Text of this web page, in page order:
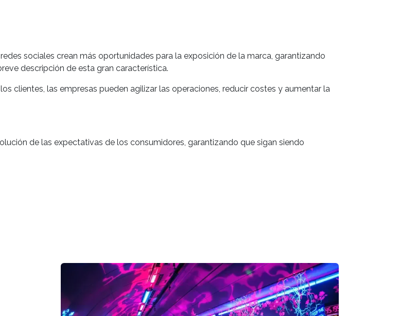
sociales crean más oportunidades para la exposición de la marca, garantizando
descripción de esta gran característica.
clientes, las empresas pueden agilizar las operaciones, reducir costes y aumentar la
de las expectativas de los consumidores, garantizando que sigan siendo